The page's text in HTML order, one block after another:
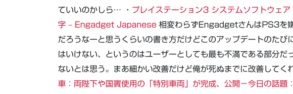
ていいのかしら… ・ プレイステーション3 システムソフトウェ
字 – Engadget Japanese 相変わらずEngadgetさんはPS3を
だろうなーと思うくらいの書き方だけどこのアップデートのたび
はいけない、というのはユーザーとしても最も不満である部分だ
ないとは思う。まあ細かい改善だけど俺が死ぬまでに改善してく
車：両陛下や国賓使用の「特別車両」が完成、公開－今日の話題